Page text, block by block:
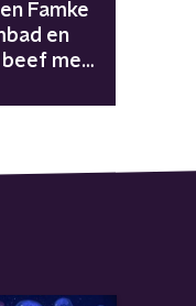
Famke
en
beef met